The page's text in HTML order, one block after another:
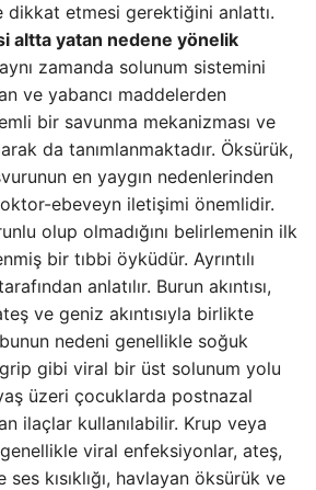
dikkat etmesi gerektiğini anlattı.
altta yatan nedene yönelik
zamanda solunum sistemini
ve yabancı maddelerden
bir savunma mekanizması ve
da tanımlanmaktadır. Öksürük,
en yaygın nedenlerinden
ebeveyn iletişimi önemlidir.
olup olmadığını belirlemenin ilk
bir tıbbi öyküdür. Ayrıntılı
anlatılır. Burun akıntısı,
ve geniz akıntısıyla birlikte
nedeni genellikle soğuk
grip gibi viral bir üst solunum yolu
üzeri çocuklarda postnazal
ilaçlar kullanılabilir. Krup veya
viral enfeksiyonlar, ateş,
ses kısıklığı, havlayan öksürük ve